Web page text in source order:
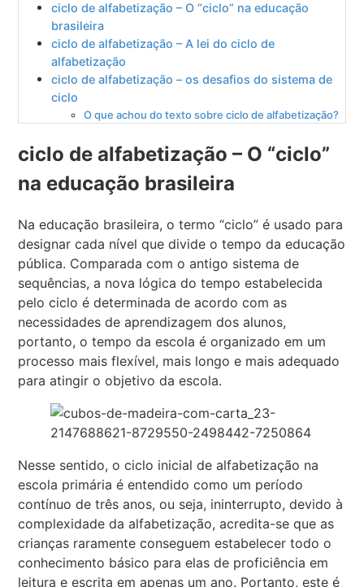
ciclo de alfabetização – O “ciclo” na educação
brasileira
ciclo de alfabetização – A lei do ciclo de
alfabetização
ciclo de alfabetização – os desafios do sistema de
ciclo
O que achou do texto sobre ciclo de alfabetização?
ciclo de alfabetização – O “ciclo”
na educação brasileira
Na educação brasileira, o termo “ciclo” é usado para
designar cada nível que divide o tempo da educação
pública. Comparada com o antigo sistema de
sequências, a nova lógica do tempo estabelecida
pelo ciclo é determinada de acordo com as
necessidades de aprendizagem dos alunos,
portanto, o tempo da escola é organizado em um
processo mais flexível, mais longo e mais adequado
para atingir o objetivo da escola.
Nesse sentido, o ciclo inicial de alfabetização na
escola primária é entendido como um período
contínuo de três anos, ou seja, ininterrupto, devido à
complexidade da alfabetização, acredita-se que as
crianças raramente conseguem estabelecer todo o
conhecimento básico para elas de proficiência em
leitura e escrita em apenas um ano. Portanto, este é